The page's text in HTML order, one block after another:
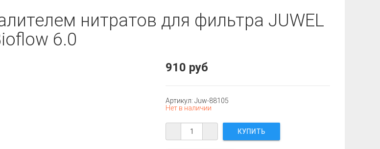
нитратов для фильтра JUWEL
6.0
910 руб
Артикул: Juw-88105
Нет в наличии